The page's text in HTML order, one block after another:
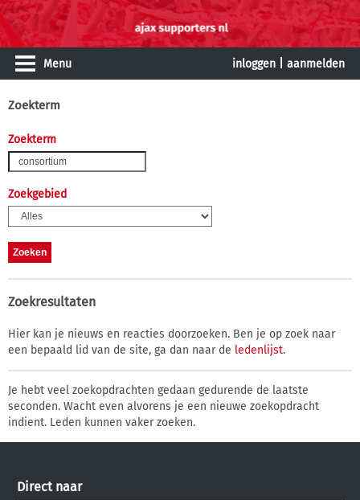
Menu inloggen aanmelden
Zoekterm
Zoekterm
Zoekgebied
Zoekresultaten
Hier kan je nieuws en reacties doorzoeken. Ben je op zoek naar
een bepaald lid van de site, ga dan naar de ledenlijst.
Je hebt veel zoekopdrachten gedaan gedurende de laatste
seconden. Wacht even alvorens je een nieuwe zoekopdracht
indient. Leden kunnen vaker zoeken.
Direct naar